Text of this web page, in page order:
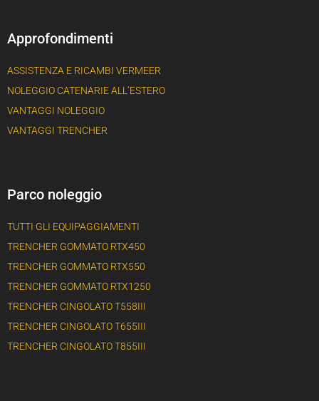
Approfondimenti
ASSISTENZA E RICAMBI VERMEER
NOLEGGIO CATENARIE ALL’ESTERO
VANTAGGI NOLEGGIO
VANTAGGI TRENCHER
Parco noleggio
TUTTI GLI EQUIPAGGIAMENTI
TRENCHER GOMMATO RTX450
TRENCHER GOMMATO RTX550
TRENCHER GOMMATO RTX1250
TRENCHER CINGOLATO T558III
TRENCHER CINGOLATO T655III
TRENCHER CINGOLATO T855III